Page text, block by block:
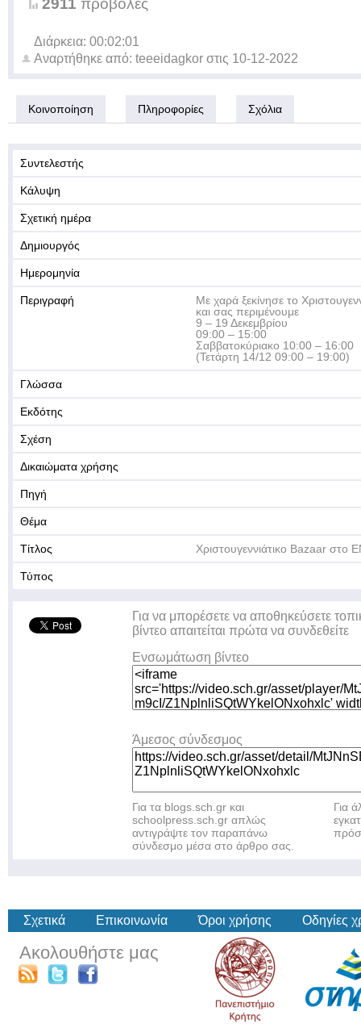
2911 προβολές
Διάρκεια: 00:02:01
Αναρτήθηκε από: teeeidagkor στις 10-12-2022
Κοινοποίηση Πληροφορίες Σχόλια
Συντελεστής
Κάλυψη
Σχετική ημέρα
Δημιουργός
Ημερομηνία
Περιγραφή
Με χαρά ξεκίνησε το
και σας περιμένουμε
9 – 19 Δεκεμβρίου
09:00 – 15:00
Σαββατοκύριακο 10:00 – 16:00
(Τετάρτη 14/12 09:00 – 19:00)
Γλώσσα
Εκδότης
Σχέση
Δικαιώματα χρήσης
Πηγή
Θέμα
Τίτλος Χριστουγεννιάτικο Bazaar
Τύπος
Για να μπορέσετε να αποθηκεύσετε
βίντεο απαιτείται πρώτα να συνδεθείτε
Ενσωμάτωση βίντεο
Άμεσος σύνδεσμος
Για τα blogs.sch.gr και
schoolpress.sch.gr απλώς
αντιγράψτε τον παραπάνω
σύνδεσμο μέσα στο άρθρο σας.
Για
Σχετικά Επικοινωνία Όροι χρήσης Οδηγίες
Ακολουθήστε μας